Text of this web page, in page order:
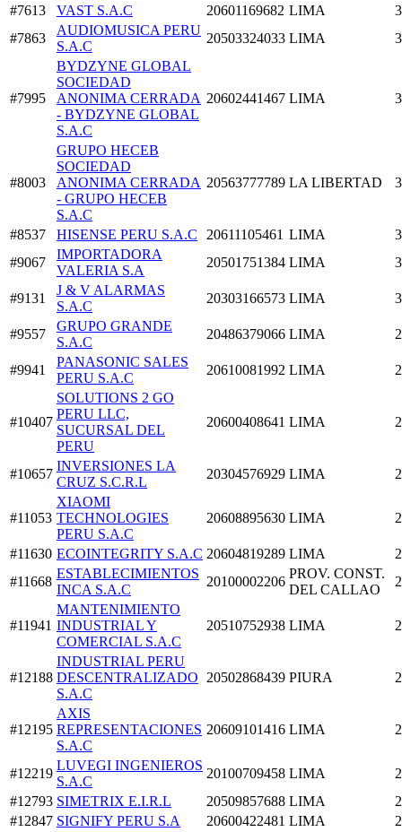
#7613
VAST S.A.C 20601169682 LIMA
#7863
AUDIOMUSICA PERU
S.A.C
20503324033 LIMA
#7995
BYDZYNE GLOBAL
SOCIEDAD
ANONIMA CERRADA
- BYDZYNE GLOBAL
S.A.C
20602441467 LIMA
#8003
GRUPO HECEB
SOCIEDAD
ANONIMA CERRADA
- GRUPO HECEB
S.A.C
20563777789 LA LIBERTAD
#8537 HISENSE PERU S.A.C 20611105461 LIMA
#9067
IMPORTADORA
VALERIA S.A
20501751384 LIMA
#9131
J & V ALARMAS
S.A.C
20303166573 LIMA
#9557
GRUPO GRANDE
S.A.C
20486379066 LIMA
#9941
PANASONIC SALES
PERU S.A.C
20610081992 LIMA
#10407
SOLUTIONS 2 GO
PERU LLC,
SUCURSAL DEL
PERU
20600408641 LIMA
#10657
INVERSIONES LA
CRUZ S.C.R.L
20304576929 LIMA
#11053
XIAOMI
TECHNOLOGIES
PERU S.A.C
20608895630 LIMA
#11630 ECOINTEGRITY S.A.C 20604819289 LIMA
#11668
ESTABLECIMIENTOS
INCA S.A.C
20100002206
PROV. CONST.
DEL CALLAO
#11941
MANTENIMIENTO
INDUSTRIAL Y
COMERCIAL S.A.C
20510752938 LIMA
#12188
INDUSTRIAL PERU
DESCENTRALIZADO
S.A.C
20502868439 PIURA
#12195
AXIS
REPRESENTACIONES
S.A.C
20609101416 LIMA
#12219
LUVEGI INGENIEROS
S.A.C
20100709458 LIMA
#12793 SIMETRIX E.I.R.L 20509857688 LIMA
#12847 SIGNIFY PERU S.A 20600422481 LIMA